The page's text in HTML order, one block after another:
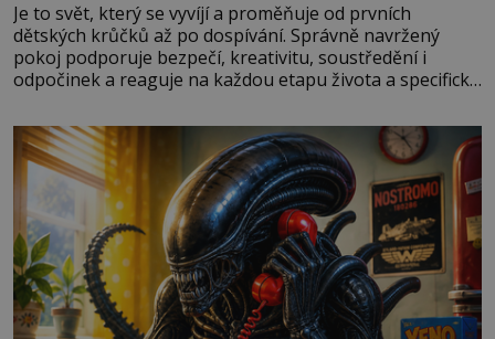
Je to svět, který se vyvíjí a proměňuje od prvních
dětských krůčků až po dospívání. Správně navržený
pokoj podporuje bezpečí, kreativitu, soustředění i
odpočinek a reaguje na každou etapu života a specifické
měkkost a bezpečí, proto by pokoj miminka měl působit
především klidně a útulně. Předškolní věk je